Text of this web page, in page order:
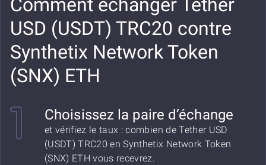
Comment échanger Tether
USD (USDT) TRC20 contre
Synthetix Network Token
(SNX) ETH
Choisissez la paire d’échange
et vérifiez le taux : combien de Tether USD
(USDT) TRC20 en Synthetix Network Token
(SNX) ETH vous recevrez.